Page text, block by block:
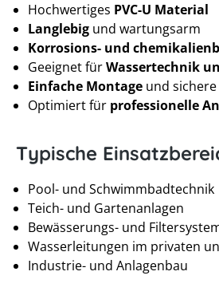
Hochwertiges PVC-U Material
Langlebig und wartungsarm
Korrosions- und
Geeignet fürWassertechnik
Einfache Montage und
Optimiert für professionelle
Typische
Pool- und Schwimmbadtechnik
Teich- und Gartenanlagen
Bewässerungs- und
Wasserleitungen im privaten
Industrie- und Anlagenbau